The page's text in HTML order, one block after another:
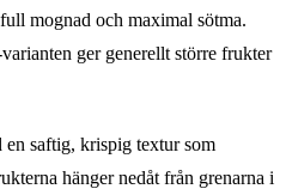
mognad och maximal sötma.
ger generellt större frukter
saftig, krispig textur som
hänger nedåt från grenarna i